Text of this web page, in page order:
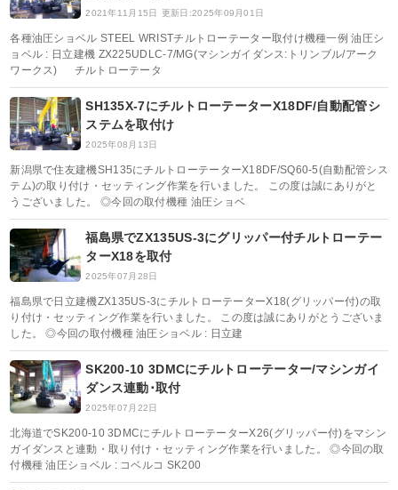
2021年11月15日 更新日:2025年09月01日
各種油圧ショベル STEEL WRISTチルトローテーター取付け機種一例 油圧シ
ョベル : 日立建機 ZX225UDLC-7/MG(マシンガイダンス:トリンブル/アーク
ワークス) チルトローテータ
SH135X-7にチルトローテーターX18DF/自動配管シ
ステムを取付け
2025年08月13日
新潟県で住友建機SH135にチルトローテーターX18DF/SQ60-5(自動配管シス
テム)の取り付け・セッティング作業を行いました。 この度は誠にありがと
うございました。 ◎今回の取付機種 油圧ショベ
福島県でZX135US-3にグリッパー付チルトローテー
ターX18を取付
2025年07月28日
福島県で日立建機ZX135US-3にチルトローテーターX18(グリッパー付)の取
り付け・セッティング作業を行いました。 この度は誠にありがとうございま
した。 ◎今回の取付機種 油圧ショベル : 日立建
SK200-10 3DMCにチルトローテーター/マシンガイ
ダンス連動･取付
2025年07月22日
北海道でSK200-10 3DMCにチルトローテーターX26(グリッパー付)をマシン
ガイダンスと連動・取り付け・セッティング作業を行いました。 ◎今回の取
付機種 油圧ショベル : コベルコ SK200